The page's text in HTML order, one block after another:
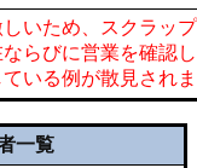
いため、スクラッ
らびに営業を確認
いる例が散見され
一覧